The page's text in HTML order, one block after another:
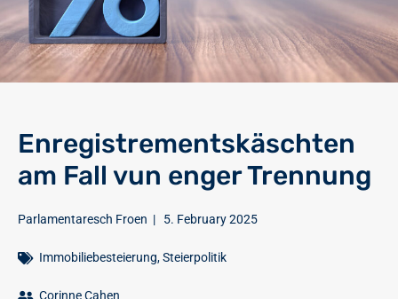
Enregistrementskäschten
am Fall vun enger Trennung
Parlamentaresch Froen | 5. February 2025
Immobiliebesteierung,Steierpolitik
Corinne Cahen